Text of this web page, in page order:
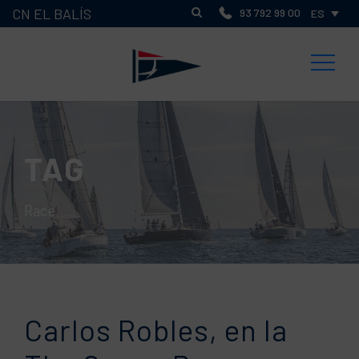
CN EL BALÍS 93 792 99 00 ES
TAG
Race
Carlos Robles, en la